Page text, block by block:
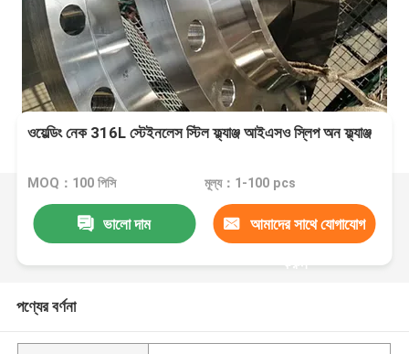
ওয়েল্ডিং নেক 316L স্টেইনলেস স্টিল ফ্ল্যাঞ্জ আইএসও স্লিপ অন ফ্ল্যাঞ্জ
MOQ：100 পিসি মূল্য：1-100 pcs
ভালো দাম আমাদের সাথে যোগাযোগ
করুন
পণ্যের বর্ণনা